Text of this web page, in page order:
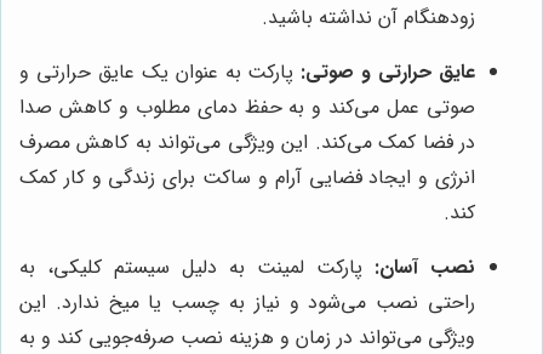
زودهنگام آن نداشته باشید.
عایق حرارتی و صوتی: پارکت به عنوان یک عایق حرارتی و
صوتی عمل می‌کند و به حفظ دمای مطلوب و کاهش صدا
در فضا کمک می‌کند. این ویژگی می‌تواند به کاهش مصرف
انرژی و ایجاد فضایی آرام و ساکت برای زندگی و کار کمک
کند.
نصب آسان: پارکت لمینت به دلیل سیستم کلیکی، به
راحتی نصب می‌شود و نیاز به چسب یا میخ ندارد. این
ویژگی می‌تواند در زمان و هزینه نصب صرفه‌جویی کند و به